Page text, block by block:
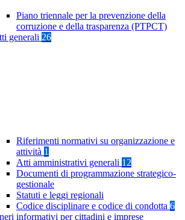
Piano triennale per la prevenzione della
corruzione e della trasparenza (PTPCT)
generali 26
Riferimenti normativi su organizzazione e
attività 1
Atti amministrativi generali 12
Documenti di programmazione strategico-
gestionale
Statuti e leggi regionali
Codice disciplinare e codice di condotta 6
informativi per cittadini e imprese